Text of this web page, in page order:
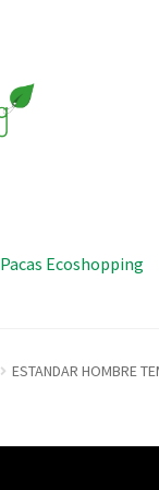
Pacas Ecoshopping
ESTANDAR HOMBRE